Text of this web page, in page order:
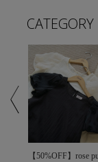
CATEGORY